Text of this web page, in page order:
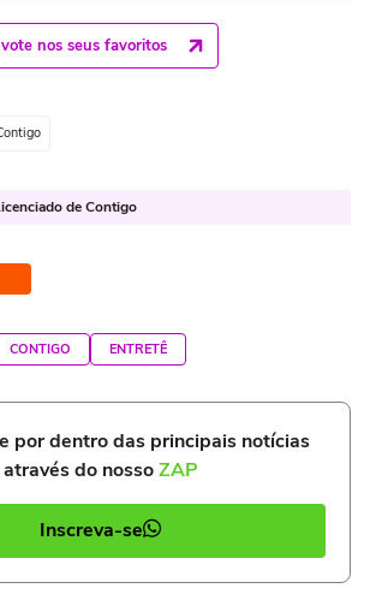
nos seus favoritos
de Contigo
CONTIGO ENTRETÊ
por dentro das principais notícias
através do nossoZAP
Inscreva-se